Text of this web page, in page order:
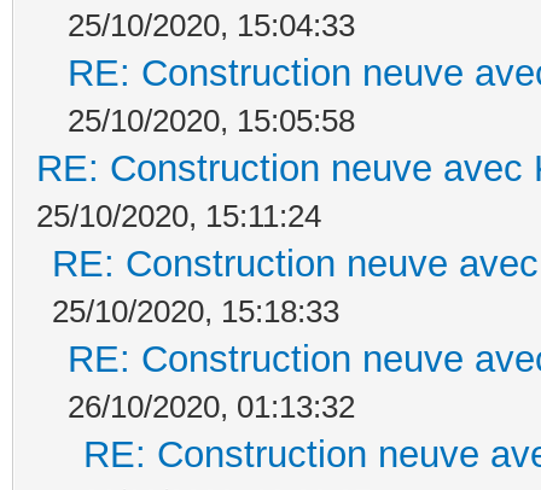
25/10/2020, 15:04:33
RE: Construction neuve
25/10/2020, 15:05:58
RE: Construction neuve avec
25/10/2020, 15:11:24
RE: Construction neuve
25/10/2020, 15:18:33
RE: Construction neuve
26/10/2020, 01:13:32
RE: Construction neuve